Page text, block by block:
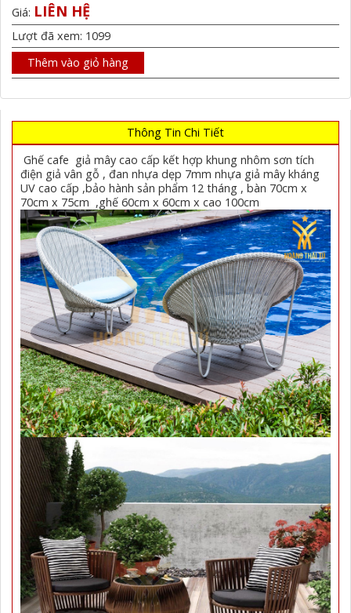
Giá: LIÊN HỆ
Lượt đã xem: 1099
Thêm vào giỏ hàng
Thông Tin Chi Tiết
Ghế cafe giả mây cao cấp kết hợp khung nhôm sơn tích
điện giả vân gỗ , đan nhựa dẹp 7mm nhựa giả mây kháng
UV cao cấp ,bảo hành sản phẩm 12 tháng , bàn 70cm x
70cm x 75cm ,ghế 60cm x 60cm x cao 100cm